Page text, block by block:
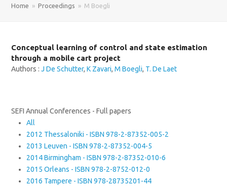
Home » Proceedings » M Boegli
Conceptual learning of control and state estimation
through a mobile cart project
Authors :J De Schutter,K Zavari,M Boegli, T. De Laet
SEFI Annual Conferences - Full papers
All
2012 Thessaloniki - ISBN 978-2-87352-005-2
2013 Leuven - ISBN 978-2-87352-004-5
2014 Birmingham - ISBN 978-2-87352-010-6
2015 Orleans - ISBN 978-2-8752-012-0
2016 Tampere - ISBN 978-28735201-44